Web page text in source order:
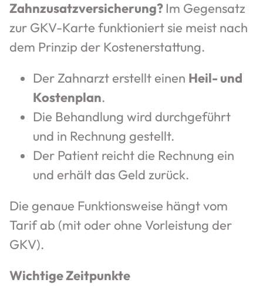
Zahnzusatzversicherung?Im Gegensatz
zur GKV-Karte funktioniert sie meist nach
dem Prinzip der Kostenerstattung.
Der Zahnarzt erstellt einen Heil- und
Kostenplan.
Die Behandlung wird durchgeführt
und in Rechnung gestellt.
Der Patient reicht die Rechnung ein
und erhält das Geld zurück.
Die genaue Funktionsweise hängt vom
Tarif ab (mit oder ohne Vorleistung der
GKV).
Wichtige Zeitpunkte